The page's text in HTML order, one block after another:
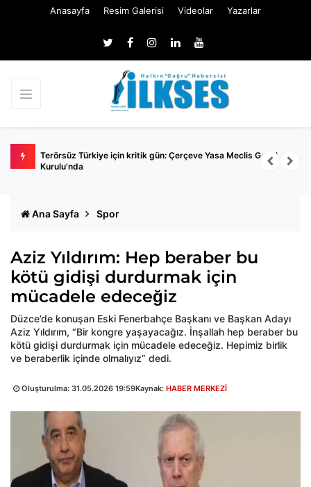
Anasayfa Resim Galerisi Videolar Yazarlar
Terörsüz Türkiye için kritik gün: Çerçeve Yasa Meclis Genel
Kurulu'nda
Ana Sayfa Spor
Aziz Yıldırım: Hep beraber bu
kötü gidişi durdurmak için
mücadele edeceğiz
Düzce’de konuşan Eski Fenerbahçe Başkanı ve Başkan Adayı
Aziz Yıldırım, “Bir kongre yaşayacağız. İnşallah hep beraber bu
kötü gidişi durdurmak için mücadele edeceğiz. Hepimiz birlik
ve beraberlik içinde olmalıyız” dedi.
Oluşturulma: 31.05.2026 19:59Kaynak: HABER MERKEZİ